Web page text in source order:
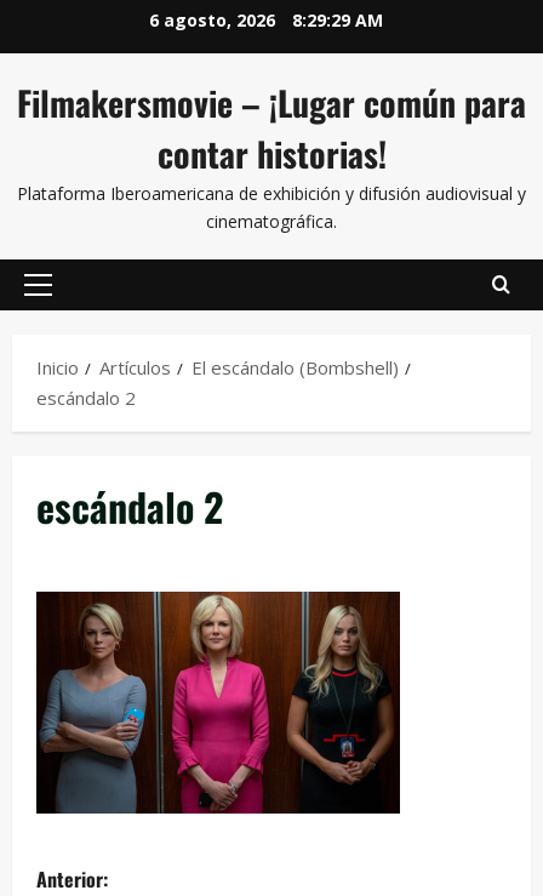
6 agosto, 2026 8:29:29 AM
Filmakersmovie – ¡Lugar común para
contar historias!
Plataforma Iberoamericana de exhibición y difusión audiovisual y
cinematográfica.
Inicio Artículos
El escándalo (Bombshell)
escándalo 2
escándalo 2
Anterior: